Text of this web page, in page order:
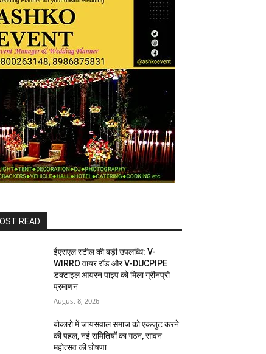
READ
ईएसएल स्टील की बड़ी उपलब्धि: V-
WIRRO वायर रॉड और V-DUCPIPE
डक्टाइल आयरन पाइप को मिला ग्रीनप्रो
प्रमाणन
August 8, 2026
बोकारो में जायसवाल समाज को एकजुट करने
की पहल, नई समितियों का गठन, सावन
महोत्सव की घोषणा